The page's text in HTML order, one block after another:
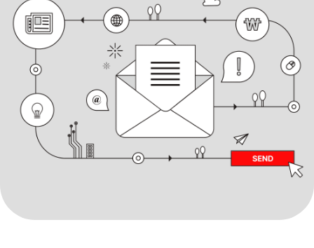
안전하고 철저한 고객중심의 서비스및 신뢰 할 수 있는 결과! 뉴에이징 성형외과